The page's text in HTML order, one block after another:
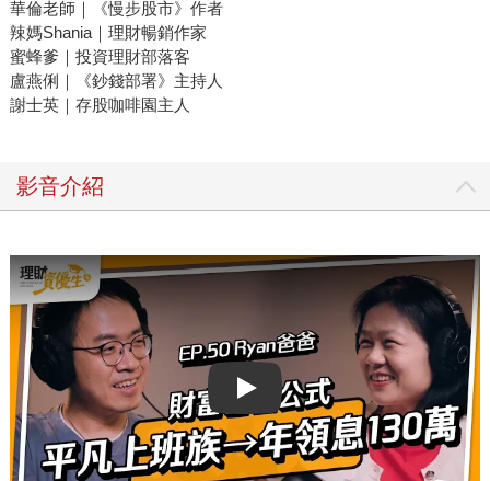
華倫老師｜《慢步股市》作者
辣媽Shania｜理財暢銷作家
蜜蜂爹｜投資理財部落客
盧燕俐｜《鈔錢部署》主持人
謝士英｜存股咖啡園主人
影音介紹
Play video